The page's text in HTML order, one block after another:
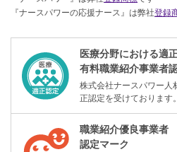
『ナースパワーの応援ナース』は弊社登録
医療分野における適
有料職業紹介事業者
株式会社ナースパワー人
正認定を受けております。
職業紹介優良事業者
認定マーク